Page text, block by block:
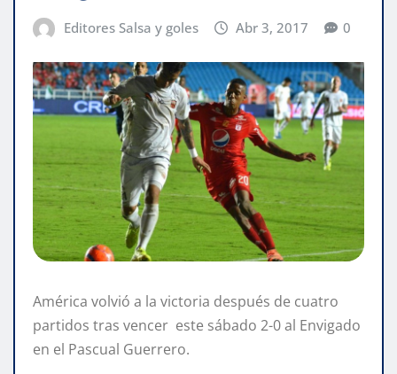
Editores Salsa y goles Abr 3, 2017 0
América volvió a la victoria después de cuatro
partidos tras vencer este sábado 2-0 al Envigado
en el Pascual Guerrero.